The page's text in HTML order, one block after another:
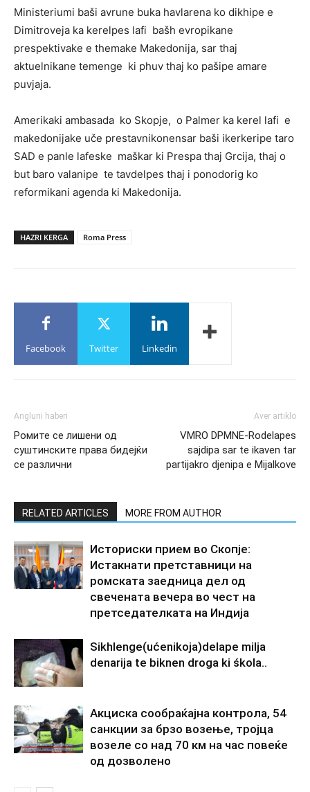
Ministeriumi baši avrune buka havlarena ko dikhipe e
Dimitroveja ka kerelpes lafi bašh evropikane
prespektivake e themake Makedonija, sar thaj
aktuelnikane temenge ki phuv thaj ko pašipe amare
puvjaja.
Amerikaki ambasada ko Skopje, o Palmer ka kerel lafi e
makedonijake uče prestavnikonensar baši ikerkeripe taro
SAD e panle lafeske maškar ki Prespa thaj Grcija, thaj o
but baro valanipe te tavdelpes thaj i ponodorig ko
reformikani agenda ki Makedonija.
HAZRI KERGA Roma Press
Facebook Twitter Linkedin
Angluni haberi
Ромите се лишени од
суштинските права бидејќи
се различни
Aver artiklo
VMRO DPMNE-Rodelapes
sajdipa sar te ikaven tar
partijakro djenipa e Mijalkove
RELATED ARTICLES MORE FROM AUTHOR
Историски прием во Скопје:
Истакнати претставници на
ромската заедница дел од
свечената вечера во чест на
претседателката на Индија
Sikhlenge(ućenikoja)delape milja
denarija te biknen droga ki śkola..
Акциска сообраќајна контрола, 54
санкции за брзо возење, тројца
возеле со над 70 км на час повеќе
од дозволено